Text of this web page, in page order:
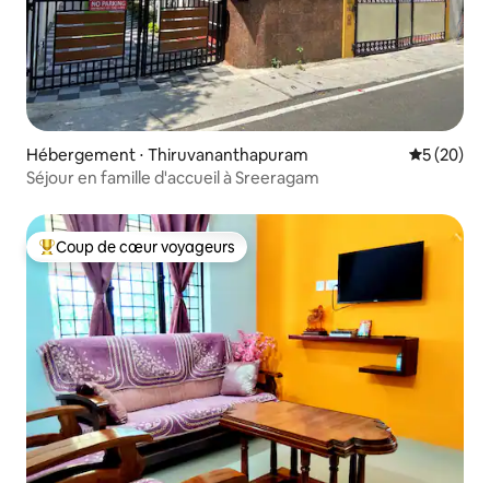
Hébergement ⋅ Thiruvananthapuram
5 (20)
Séjour en famille d'accueil à Sreeragam
Coups de cœur voyageurs les plus appréciés
Coup de cœur voyageurs